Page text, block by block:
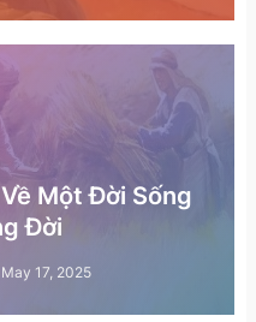
Một Đời Sống
Đời
May 17, 2025